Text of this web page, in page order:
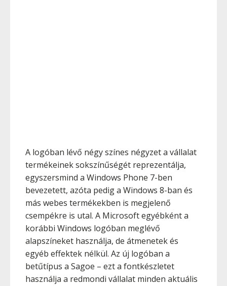
A logóban lévő négy színes négyzet a vállalat
termékeinek sokszínűségét reprezentálja,
egyszersmind a Windows Phone 7-ben
bevezetett, azóta pedig a Windows 8-ban és
más webes termékekben is megjelenő
csempékre is utal. A Microsoft egyébként a
korábbi Windows logóban meglévő
alapszíneket használja, de átmenetek és
egyéb effektek nélkül. Az új logóban a
betűtípus a Sagoe – ezt a fontkészletet
használja a redmondi vállalat minden aktuális